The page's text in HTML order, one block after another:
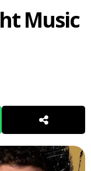
Music